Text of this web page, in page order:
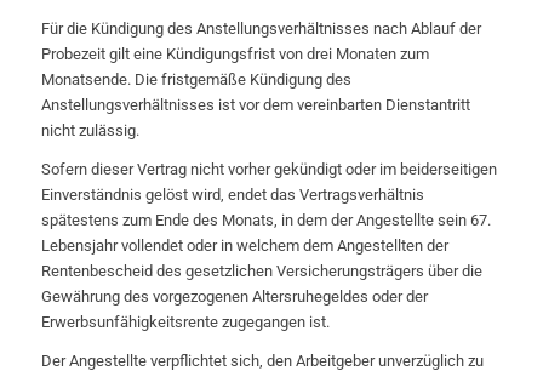
Für die Kündigung des Anstellungsverhältnisses nach Ablauf der
Probezeit gilt eine Kündigungsfrist von drei Monaten zum
Monatsende. Die fristgemäße Kündigung des
Anstellungsverhältnisses ist vor dem vereinbarten Dienstantritt
nicht zulässig.
Sofern dieser Vertrag nicht vorher gekündigt oder im beiderseitigen
Einverständnis gelöst wird, endet das Vertragsverhältnis
spätestens zum Ende des Monats, in dem der Angestellte sein 67.
Lebensjahr vollendet oder in welchem dem Angestellten der
Rentenbescheid des gesetzlichen Versicherungsträgers über die
Gewährung des vorgezogenen Altersruhegeldes oder der
Erwerbsunfähigkeitsrente zugegangen ist.
Der Angestellte verpflichtet sich, den Arbeitgeber unverzüglich zu